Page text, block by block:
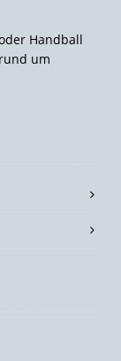
Handball
um